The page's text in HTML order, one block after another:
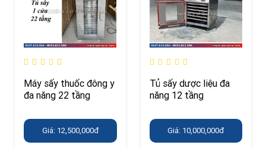
Máy sấy thuốc đông y
đa năng 22 tầng
Giá: 12,500,000đ
Tủ sấy dược liệu đa
năng 12 tầng
Giá: 10,000,000đ